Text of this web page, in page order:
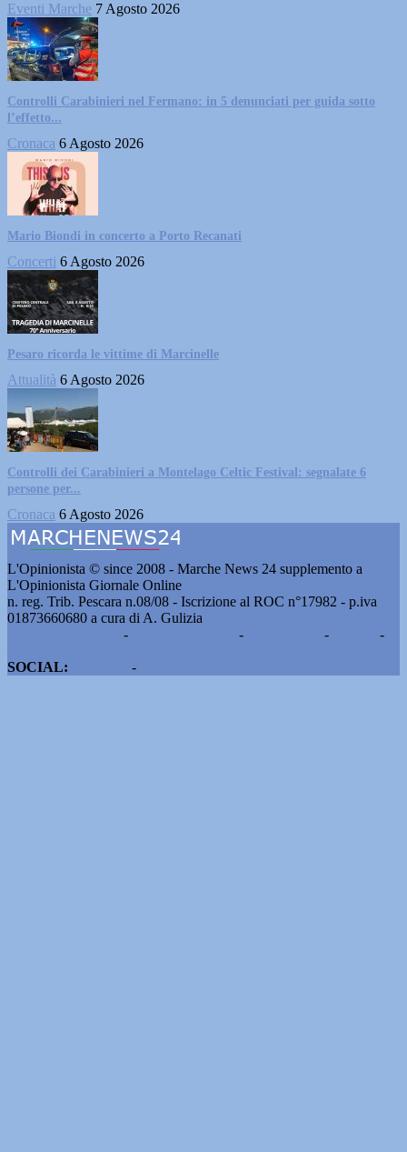
Eventi Marche 7 Agosto 2026
Controlli Carabinieri nel Fermano: in 5 denunciati per guida sotto
l’effetto...
Cronaca 6 Agosto 2026
Mario Biondi in concerto a Porto Recanati
Concerti 6 Agosto 2026
Pesaro ricorda le vittime di Marcinelle
Attualità 6 Agosto 2026
Controlli dei Carabinieri a Montelago Celtic Festival: segnalate 6
persone per...
Cronaca 6 Agosto 2026
L'Opinionista © since 2008 - Marche News 24 supplemento a
L'Opinionista Giornale Online
n. reg. Trib. Pescara n.08/08 - Iscrizione al ROC n°17982 - p.iva
01873660680 a cura di A. Gulizia
- - -
-
SOCIAL:
-